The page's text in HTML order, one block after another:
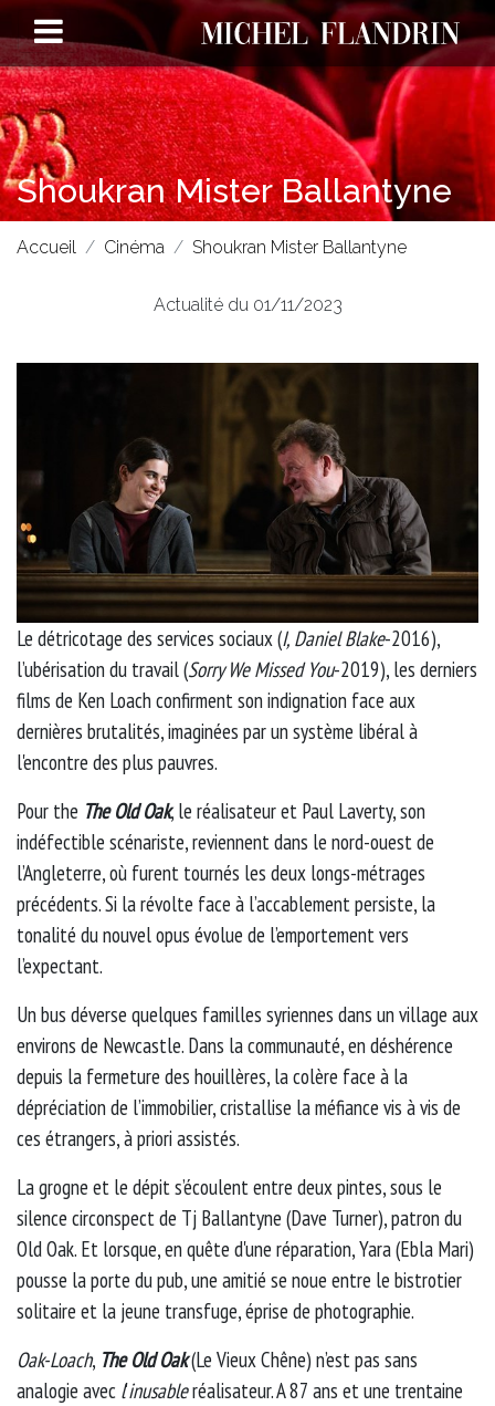
Shoukran Mister Ballantyne
Accueil Cinéma Shoukran Mister Ballantyne
Actualité du 01/11/2023
Le détricotage des services sociaux (I, Daniel Blake-2016),
l’ubérisation du travail (Sorry We Missed You-2019), les derniers
films de Ken Loach confirment son indignation face aux
dernières brutalités, imaginées par un système libéral à
l'encontre des plus pauvres.
Pour the The Old Oak, le réalisateur et Paul Laverty, son
indéfectible scénariste, reviennent dans le nord-ouest de
l’Angleterre, où furent tournés les deux longs-métrages
précédents. Si la révolte face à l’accablement persiste, la
tonalité du nouvel opus évolue de l’emportement vers
l’expectant.
Un bus déverse quelques familles syriennes dans un village aux
environs de Newcastle. Dans la communauté, en déshérence
depuis la fermeture des houillères, la colère face à la
dépréciation de l’immobilier, cristallise la méfiance vis à vis de
ces étrangers, à priori assistés.
La grogne et le dépit s’écoulent entre deux pintes, sous le
silence circonspect de Tj Ballantyne (Dave Turner), patron du
Old Oak. Et lorsque, en quête d'une réparation, Yara (Ebla Mari)
pousse la porte du pub, une amitié se noue entre le bistrotier
solitaire et la jeune transfuge, éprise de photographie.
Oak-Loach, The Old Oak(Le Vieux Chêne) n’est pas sans
analogie avec l'inusableréalisateur. A 87 ans et une trentaine